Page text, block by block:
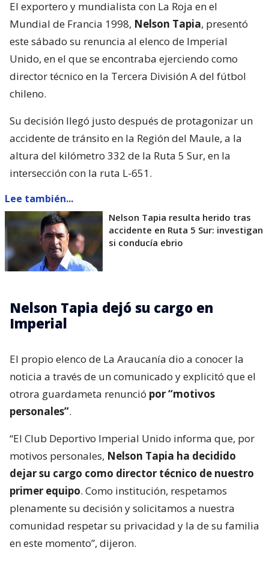
El exportero y mundialista con La Roja en el
Mundial de Francia 1998, Nelson Tapia, presentó
este sábado su renuncia al elenco de Imperial
Unido, en el que se encontraba ejerciendo como
director técnico en la Tercera División A del fútbol
chileno.
Su decisión llegó justo después de protagonizar un
accidente de tránsito en la Región del Maule, a la
altura del kilómetro 332 de la Ruta 5 Sur, en la
intersección con la ruta L-651.
Lee también...
Nelson Tapia resulta herido tras
accidente en Ruta 5 Sur: investigan
si conducía ebrio
Nelson Tapia dejó su cargo en
Imperial
El propio elenco de La Araucanía dio a conocer la
noticia a través de un comunicado y explicitó que el
otrora guardameta renunció por “motivos
personales”.
“El Club Deportivo Imperial Unido informa que, por
motivos personales, Nelson Tapia ha decidido
dejar su cargo como director técnico de nuestro
primer equipo. Como institución, respetamos
plenamente su decisión y solicitamos a nuestra
comunidad respetar su privacidad y la de su familia
en este momento”, dijeron.